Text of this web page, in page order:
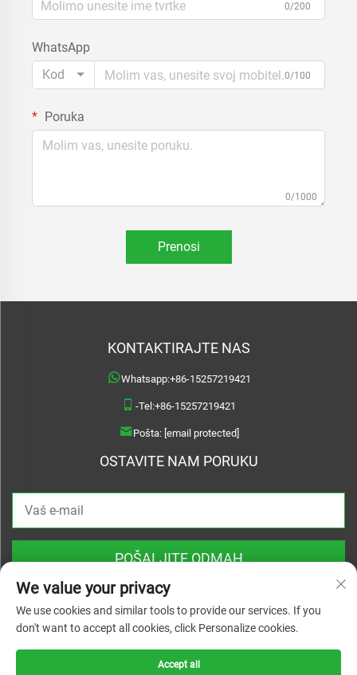
0/200
WhatsApp
Kod
0/100
Poruka
0/1000
Prenosi
KONTAKTIRAJTE NAS
Whatsapp:+86-15257219421
-Tel:+86-15257219421
Pošta: [email protected]
OSTAVITE NAM PORUKU
POŠALJITE ODMAH
Copyright © 2026 Treslam. Sva prava rezervirana |
We value your privacy
We use cookies and similar tools to provide our services. If you
don't want to accept all cookies, click Personalize cookies.
Accept all